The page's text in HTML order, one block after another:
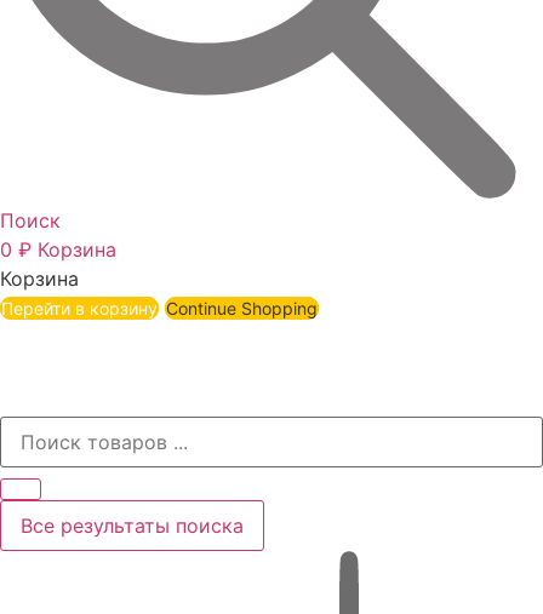
Поиск
0 ₽ Корзина
Корзина
Перейти в корзину Continue Shopping
Все результаты поиска